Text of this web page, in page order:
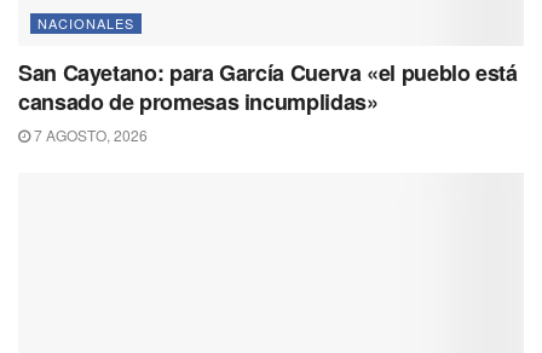
NACIONALES
San Cayetano: para García Cuerva «el pueblo está
cansado de promesas incumplidas»
7 AGOSTO, 2026